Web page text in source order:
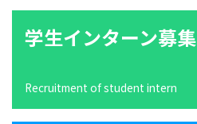
学生インターン募集
Recruitment of student intern